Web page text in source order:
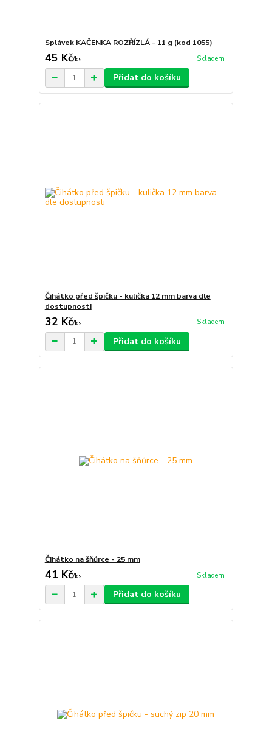
Splávek KAČENKA ROZŘÍZLÁ - 11 g (kod 1055)
45 Kč/ks Skladem
Přidat do košíku
Čihátko před špičku - kulička 12 mm barva dle
dostupnosti
32 Kč/ks Skladem
Přidat do košíku
Čihátko na šňůrce - 25 mm
41 Kč/ks Skladem
Přidat do košíku